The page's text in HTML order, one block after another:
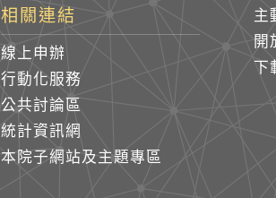
主
開
下
相關連結
線上申辦
行動化服務
公共討論區
統計資訊網
本院子網站及主題專區